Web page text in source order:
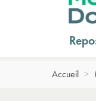
Accueil >